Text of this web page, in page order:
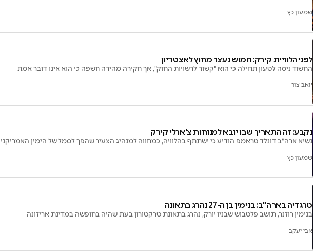
שמעון כץ
לפני הלוויית קירק: חמוש נעצר מחוץ לאצטדיון
החשוד ניסה לטעון תחילה כי הוא "קשור לרשויות החוק", אך חקירה מהירה חשפה כי הוא אינו דובר אמת
יואב צור
נקבע: זה התאריך שבו יובא למנוחות צ'ארלי קירק
נשיא ארה"ב דונלד טראמפ הודיע כי ישתתף בהלוויה, כמחווה למנהיג הצעיר שהפך לסמל של הימין האמריקני
שמעון כץ
טרגדיה בארה"ב: בנימין בן ה-27 נהרג בתאונה
בנימין רוזנר, תושב פלטבוש שבניו יורק, נהרג בתאונת טרקטורון בעת שהיה בחופשה במדינת אריזונה
אבי יעקב